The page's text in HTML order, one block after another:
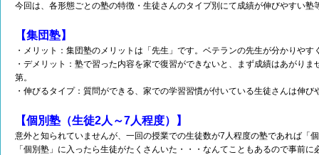
今回は、各形態ごとの塾の特徴・生徒さんのタイプ別にて成績が伸びやすい塾
【集団塾】
・メリット：集団塾のメリットは「先生」です。ベテランの先生が分かりや
・デメリット：塾で習った内容を家で復習ができないと、まず成績はあがり
第。
・伸びるタイプ：質問ができる、家での学習習慣が付いている生徒さんは伸び
【個別塾（生徒2人～7人程度）】
意外と知られていませんが、一回の授業での生徒数が7人程度の塾であれば「
「個別塾」に入ったら生徒がたくさんいた・・・なんてこともあるので事前に